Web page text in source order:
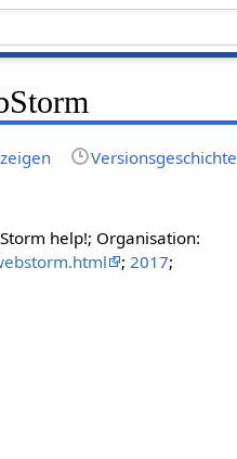
Versionsgeschichte
help!; Organisation:
; 2017;